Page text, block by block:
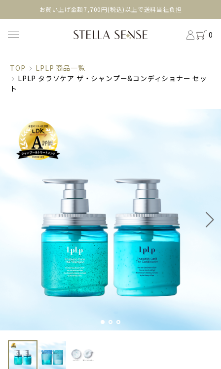
お買い上げ金額7,700円(税込)以上で送料当社負担
0
TOP
LPLP 商品一覧
LPLP タラソケア ザ・シャンプー&コンディショナー セッ
ト